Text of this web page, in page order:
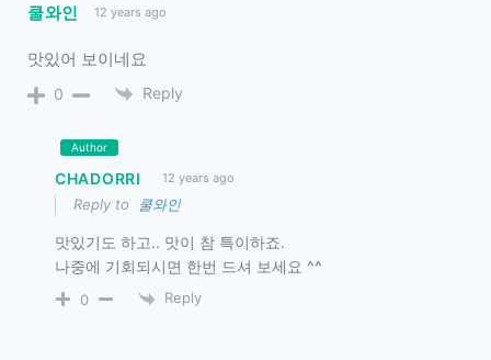
쿨와인 12 years ago
맛있어 보이네요
0 Reply
Author
CHADORRI 12 years ago
Reply to 쿨와인
맛있기도 하고.. 맛이 참 특이하죠.
나중에 기회되시면 한번 드셔 보세요 ^^
0 Reply